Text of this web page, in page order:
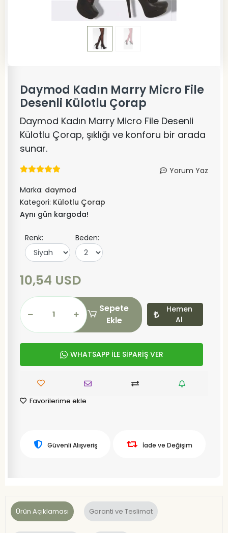
Daymod Kadın Marry Micro File
Desenli Külotlu Çorap
Daymod Kadın Marry Micro File Desenli
Külotlu Çorap, şıklığı ve konforu bir arada
sunar.
Yorum Yaz
Marka: daymod
Kategori: Külotlu Çorap
Aynı gün kargoda!
Renk: Beden:
10,54 USD
Sepete
Ekle
Hemen
Al
WHATSAPP İLE SİPARİŞ VER
Favorilerime ekle
Güvenli Alışveriş İade ve Değişim
Ürün Açıklaması Garanti ve Teslimat